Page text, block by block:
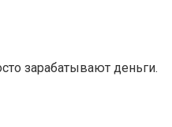
зарабатывают деньги.